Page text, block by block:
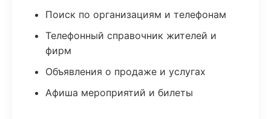
Поиск по организациям и телефонам
Телефонный справочник жителей и
фирм
Объявления о продаже и услугах
Афиша мероприятий и билеты